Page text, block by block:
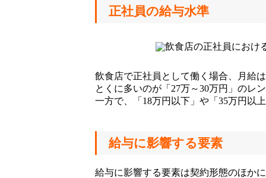
正社員の給与水準
飲食店で正社員として働く場合、月給
とくに多いのが「27万～30万円」のレ
一方で、「18万円以下」や「35万円以
給与に影響する要素
給与に影響する要素は契約形態のほか